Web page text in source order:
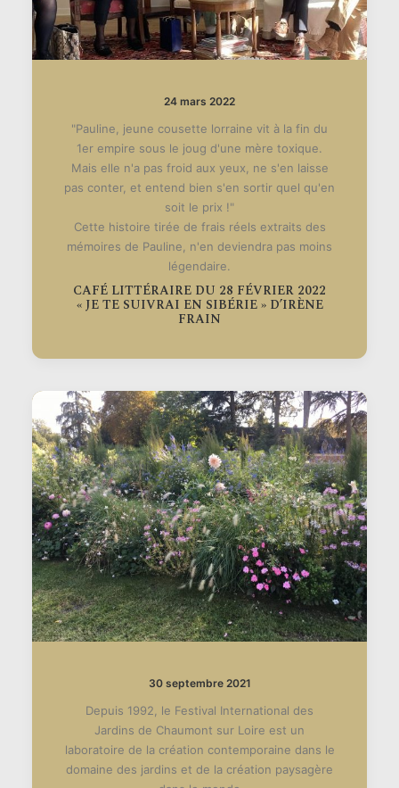
24 mars 2022
"Pauline, jeune cousette lorraine vit à la fin du
1er empire sous le joug d'une mère toxique.
Mais elle n'a pas froid aux yeux, ne s'en laisse
pas conter, et entend bien s'en sortir quel qu'en
soit le prix !"
Cette histoire tirée de frais réels extraits des
mémoires de Pauline, n'en deviendra pas moins
légendaire.
CAFÉ LITTÉRAIRE DU 28 FÉVRIER 2022
« JE TE SUIVRAI EN SIBÉRIE » D’IRÈNE
FRAIN
30 septembre 2021
Depuis 1992, le Festival International des
Jardins de Chaumont sur Loire est un
laboratoire de la création contemporaine dans le
domaine des jardins et de la création paysagère